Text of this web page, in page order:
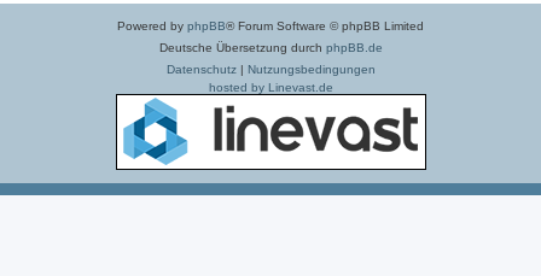
Powered by phpBB® Forum Software © phpBB Limited
Deutsche Übersetzung durch phpBB.de
Datenschutz| Nutzungsbedingungen
hosted by Linevast.de